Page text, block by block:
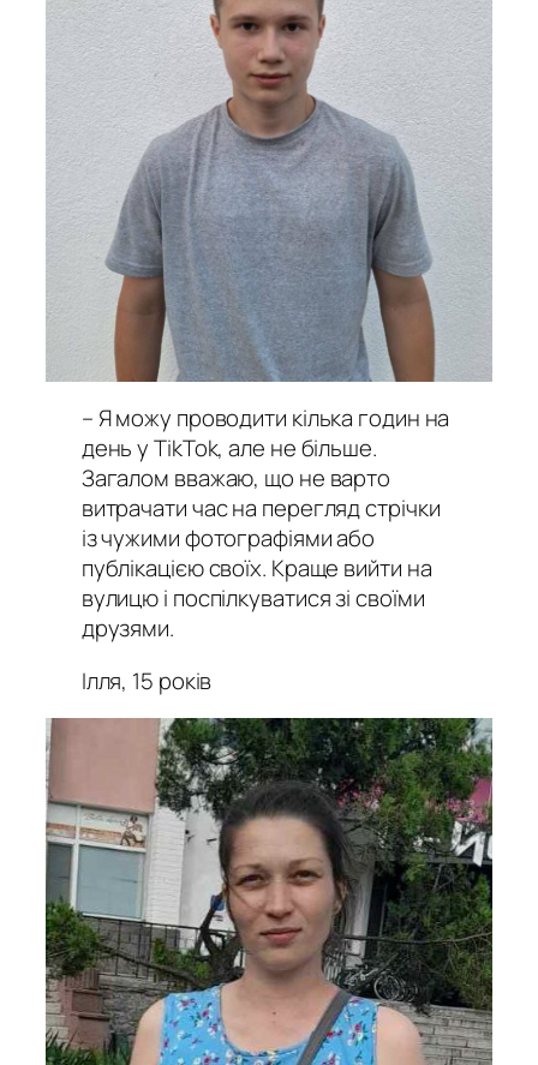
– Я можу проводити кілька годин на
день у TikTok, але не більше.
Загалом вважаю, що не варто
витрачати час на перегляд стрічки
із чужими фотографіями або
публікацією своїх. Краще вийти на
вулицю і поспілкуватися зі своїми
друзями.
Ілля, 15 років